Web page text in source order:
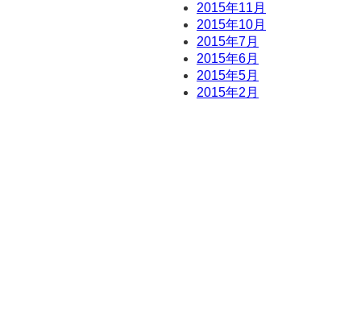
2015年11月
2015年10月
2015年7月
2015年6月
2015年5月
2015年2月